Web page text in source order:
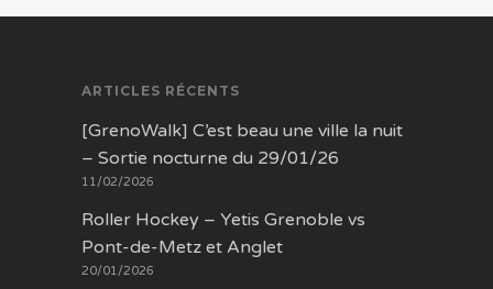
ARTICLES RÉCENTS
[GrenoWalk] C’est beau une ville la nuit
– Sortie nocturne du 29/01/26
11/02/2026
Roller Hockey – Yetis Grenoble vs
Pont-de-Metz et Anglet
20/01/2026